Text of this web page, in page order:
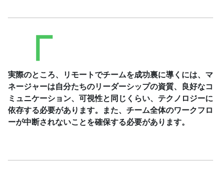
実際のところ、リモートでチームを成功裏に導くには、マ
ネージャーは自分たちのリーダーシップの資質、良好なコ
ミュニケーション、可視性と同じくらい、テクノロジーに
依存する必要があります。また、チーム全体のワークフロ
ーが中断されないことを確保する必要があります。